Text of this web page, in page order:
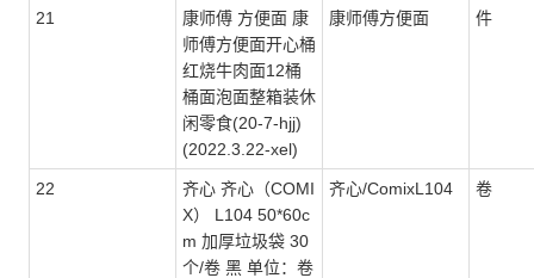
21
康师傅 方便面 康
师傅方便面开心桶
红烧牛肉面12桶
桶面泡面整箱装休
闲零食(20-7-hjj)
(2022.3.22-xel)
康师傅方便面 件
22
齐心 齐心（COMI
X） L104 50*60c
m 加厚垃圾袋 30
个/卷 黑 单位：卷
齐心/ComixL104 卷